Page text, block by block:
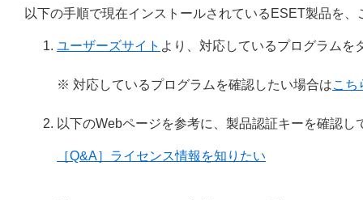
以下の手順で現在インストールされているESET製品を
ユーザーズサイト より、対応しているプログラムを
※ 対応しているプログラムを確認したい場合はこち
以下のWebページを参考に、製品認証キーを確認し
［Q&A］ライセンス情報を知りたい